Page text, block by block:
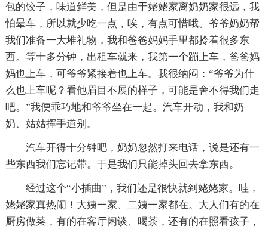
包的饺子，味道鲜美，但是由于姥姥家离奶奶家很远，我
怕晕车，所以就少吃一点，唉，有点可惜哦。爷爷奶奶帮
我们准备一大堆礼物，我和爸爸妈妈手里都拎着很多东
西。等十多分钟，出租车就来，我第一个蹦上车，爸爸妈
妈也上车，可爷爷紧接着也上车。我很纳闷：“爷爷为什
么也上车呢？看他眉目不展的样子，可能是舍不得我们走
吧。”我便乖巧地和爷爷坐在一起。汽车开动，我和奶
奶、姑姑挥手道别。
汽车开得十分钟吧，奶奶忽然打来电话，说是还有一
些东西我们忘记带。于是我们只能掉头回去拿东西。
经过这个“小插曲”，我们还是很快就到姥姥家。哇，
姥姥家真热闹！大姨一家、二姨一家都在。大人们有的在
厨房做菜，有的在客厅闲谈、喝茶，还有的在照看孩子，